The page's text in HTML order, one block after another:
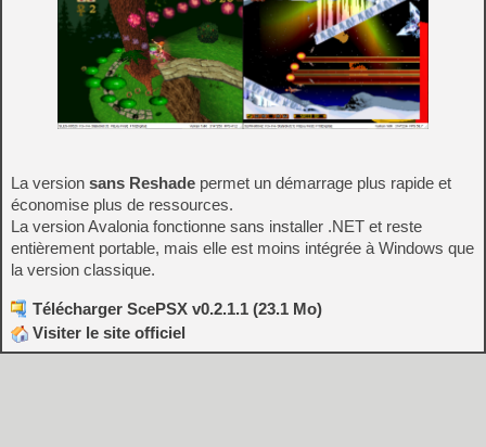
La version sans Reshade permet un démarrage plus rapide et
économise plus de ressources.
La version Avalonia fonctionne sans installer .NET et reste
entièrement portable, mais elle est moins intégrée à Windows que
la version classique.
Télécharger ScePSX v0.2.1.1 (23.1 Mo)
Visiter le site officiel